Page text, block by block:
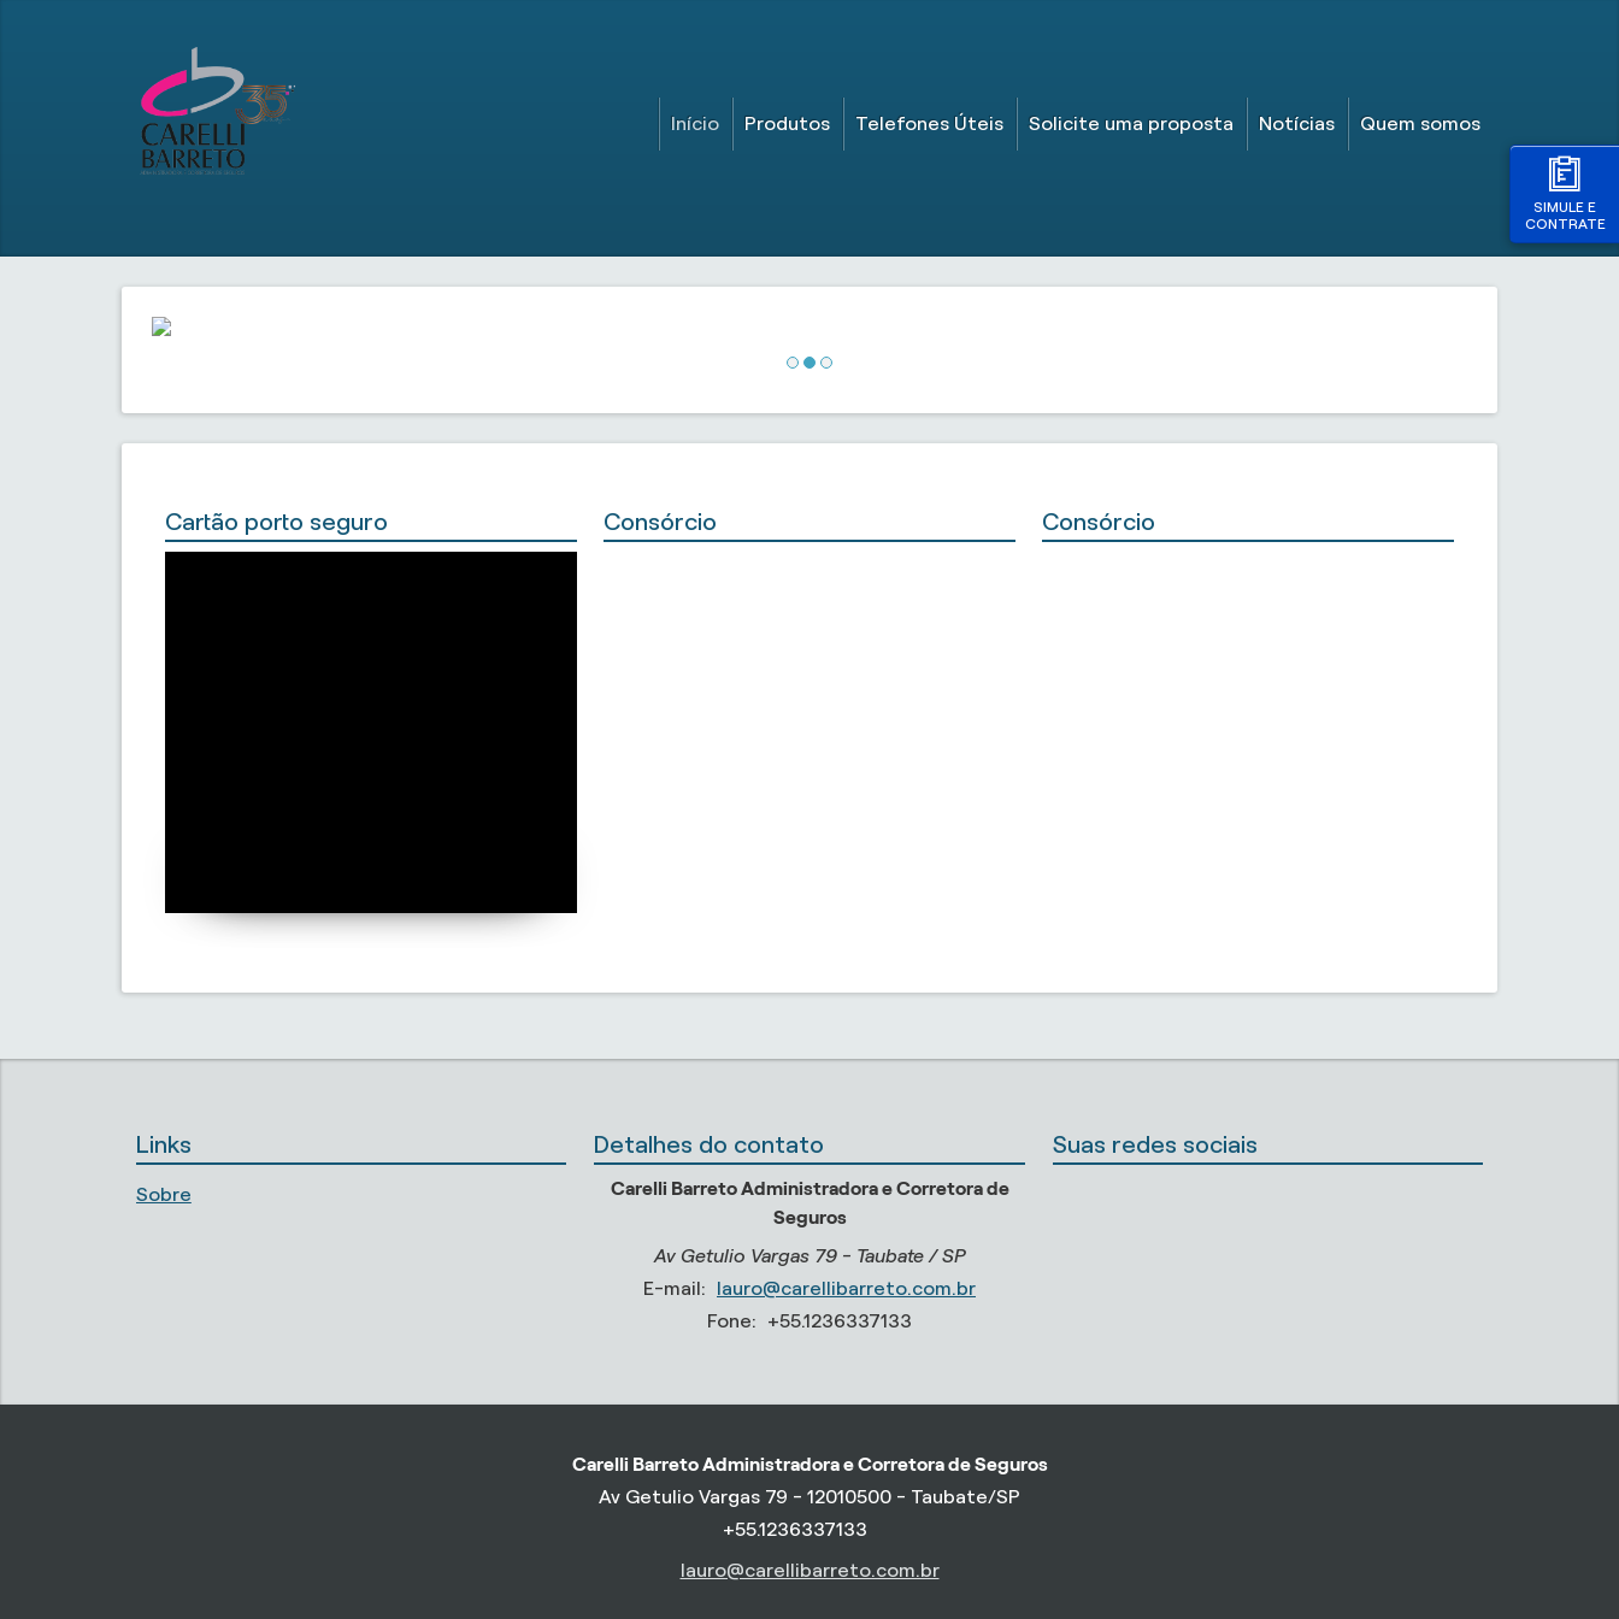
SIMULE E
CONTRATE
Início Produtos Telefones Úteis Solicite uma proposta Notícias Quem somos
Cartão porto seguro Consórcio Consórcio
Links
Sobre
Detalhes do contato
Carelli Barreto Administradora e Corretora de
Seguros
Av Getulio Vargas 79 - Taubate / SP
E-mail:
lauro@carellibarreto.com.br
Fone:
+55.1236337133
Suas redes sociais
Carelli Barreto Administradora e Corretora de Seguros
Av Getulio Vargas 79 - 12010500 - Taubate/SP
+55.1236337133
lauro@carellibarreto.com.br